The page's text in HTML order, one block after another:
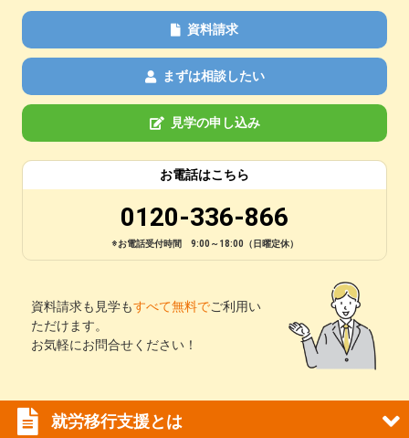
資料請求
まずは相談したい
見学の申し込み
お電話はこちら
0120-336-866
※お電話受付時間 9:00～18:00（日曜定休）
資料請求も見学もすべて無料でご利用い
ただけます。
お気軽にお問合せください！
就労移行支援とは